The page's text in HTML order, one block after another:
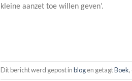
kleine aanzet toe willen geven’.
Dit bericht werd gepost inblogen getagtBoek,